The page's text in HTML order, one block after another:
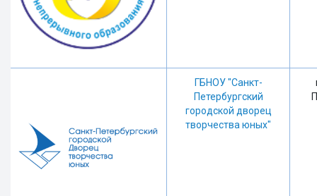
ГБНОУ "Санкт-
Петербургский
городской дворец
творчества юных"